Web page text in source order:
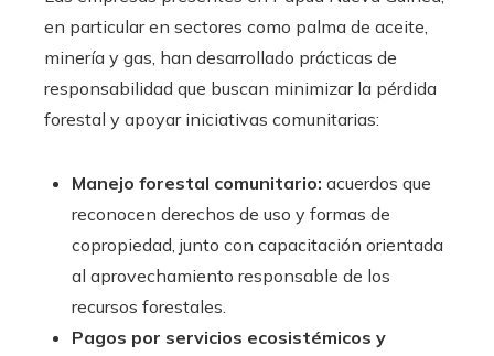
en particular en sectores como palma de aceite,
minería y gas, han desarrollado prácticas de
responsabilidad que buscan minimizar la pérdida
forestal y apoyar iniciativas comunitarias:
Manejo forestal comunitario: acuerdos que
reconocen derechos de uso y formas de
copropiedad, junto con capacitación orientada
al aprovechamiento responsable de los
recursos forestales.
Pagos por servicios ecosistémicos y